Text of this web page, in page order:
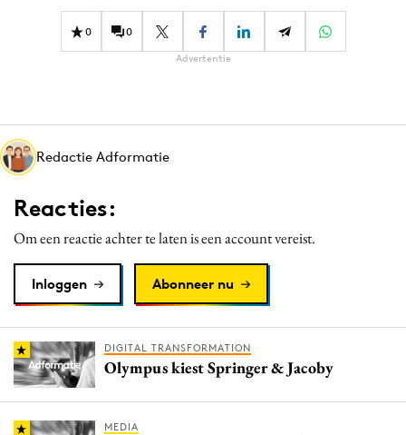
Effectiviteit
Gedragsverandering
Martech
Media
Merkstrategie
PR
Programmatic
Reputatie & crisis
0 0
Advertentie
Redactie Adformatie
Reacties:
Om een reactie achter te laten is een account vereist.
Inloggen Abonneer nu
DIGITAL TRANSFORMATION
Olympus kiest Springer & Jacoby
MEDIA